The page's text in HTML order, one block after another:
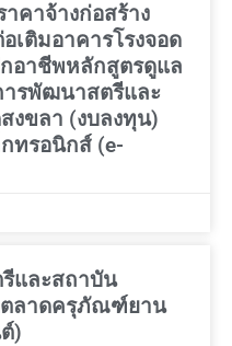
าคาจ้างก่อสร้าง
เติมอาคารโรงจอด
อาชีพหลักสูตรดูแล
ารพัฒนาสตรีและ
งขลา (งบลงทุน)
ทรอนิกส์ (e-
และสถาบัน
ตลาดครุภัณฑ์ยาน
)